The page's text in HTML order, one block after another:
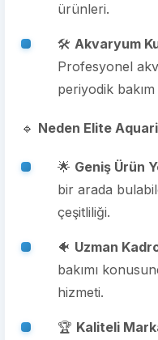
ürünleri.
🛠️ Akvaryum
Profesyonel
periyodik
🔹 Neden Elite
🌟 Geniş Ürün
bir arada
çeşitliliği.
🐠 Uzman
bakımı
hizmeti.
🏆 Kaliteli